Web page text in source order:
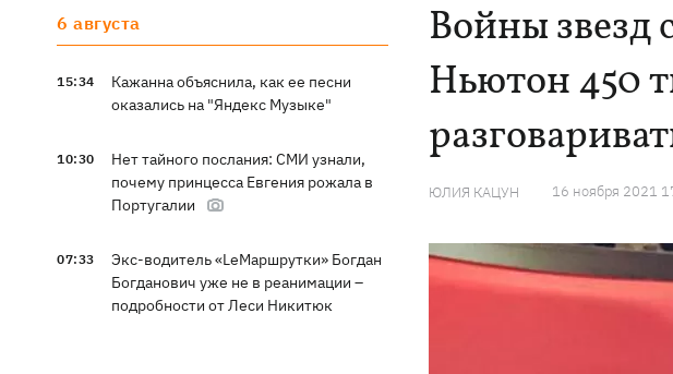
6 августа
15:34
Кажанна объяснила, как ее песни
оказались на "Яндекс Музыке"
10:30
Нет тайного послания: СМИ узнали,
почему принцесса Евгения рожала в
Португалии
07:33
Экс-водитель «LeМаршрутки» Богдан
Богданович уже не в реанимации –
подробности от Леси Никитюк
Войны звезд
Ньютон 450
ЮЛИЯ КАЦУН 16 ноября 2021